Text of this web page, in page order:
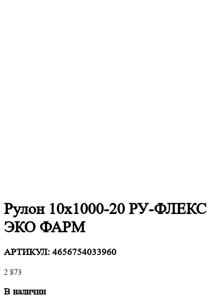
Рулон 10х1000-20 РУ-ФЛЕКС
ЭКО ФАРМ
АРТИКУЛ: 4656754033960
2 873
В наличии